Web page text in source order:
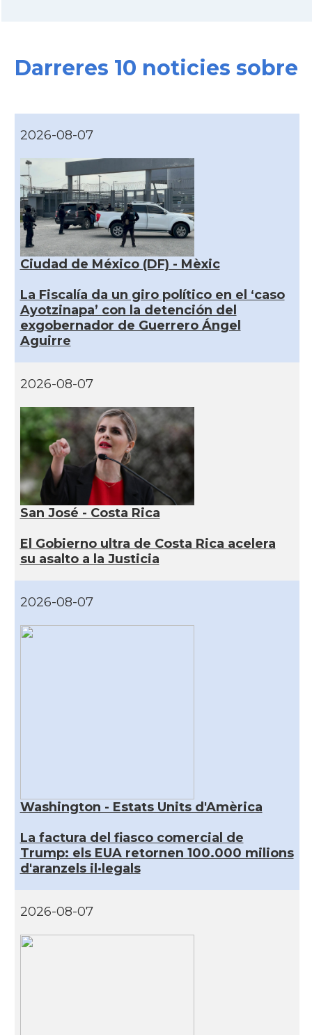
Darreres 10 noticies sobre
2026-08-07
Ciudad de México (DF) - Mèxic
La Fiscalía da un giro político en el ‘caso
Ayotzinapa’ con la detención del
exgobernador de Guerrero Ángel
Aguirre
2026-08-07
San José - Costa Rica
El Gobierno ultra de Costa Rica acelera
su asalto a la Justicia
2026-08-07
Washington - Estats Units d'Amèrica
La factura del fiasco comercial de
Trump: els EUA retornen 100.000 milions
d'aranzels il·legals
2026-08-07